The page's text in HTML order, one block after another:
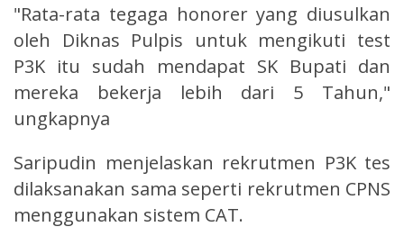
"Rata-rata tegaga honorer yang diusulkan
oleh Diknas Pulpis untuk mengikuti test
P3K itu sudah mendapat SK Bupati dan
mereka bekerja lebih dari 5 Tahun,"
ungkapnya
Saripudin menjelaskan rekrutmen P3K tes
dilaksanakan sama seperti rekrutmen CPNS
menggunakan sistem CAT.